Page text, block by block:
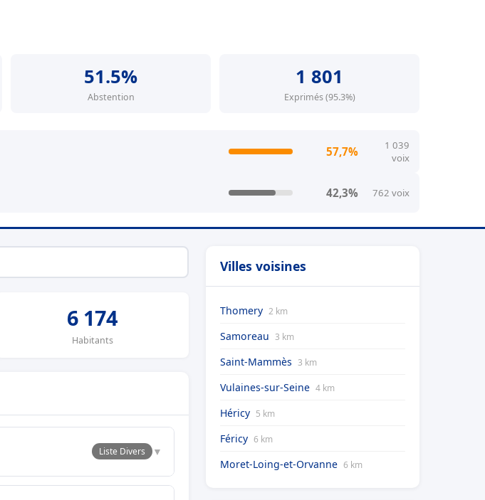
51.5%
Abstention
1 801
Exprimés (95.3%)
57,7%
1 039
voix
42,3% 762 voix
6 174
Habitants
Liste Divers ▼
Villes voisines
Thomery 2 km
Samoreau 3 km
Saint-Mammès 3 km
Vulaines-sur-Seine 4 km
Héricy 5 km
Féricy 6 km
Moret-Loing-et-Orvanne 6 km